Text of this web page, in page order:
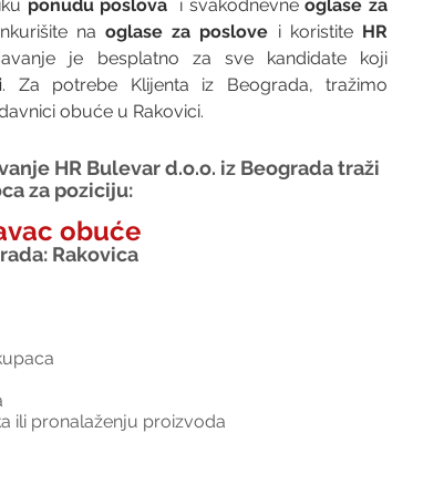
ponudu poslova
  i svakodnevne
oglase za
na oglase za poslove i koristite HR
je besplatno za sve kandidate koji
. Za potrebe Klijenta iz Beograda, tražimo
obuće u Rakovici.
HR Bulevar d.o.o. iz Beograda traži
za poziciju:
obuće
Rakovica
ili pronalaženju proizvoda